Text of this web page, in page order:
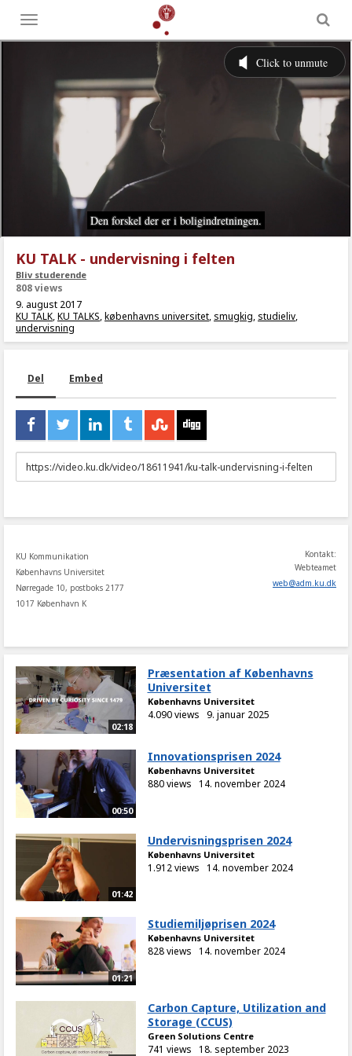
Toggle
menu
KU TALK - undervisning i felten
Bliv studerende
808 views
9. august 2017
KU TALK,KU TALKS,københavns universitet, smugkig, studieliv,
undervisning
Del Embed
URL
to
KU Kommunikation
Københavns Universitet
Nørregade 10, postboks 2177
1017 København K
Kontakt:
Webteamet
web@adm.ku.dk
02:18
Præsentation af Københavns
Universitet
Københavns Universitet
4.090 views 9. januar 2025
00:50
Innovationsprisen 2024
Københavns Universitet
880 views 14. november 2024
01:42
Undervisningsprisen 2024
Københavns Universitet
1.912 views 14. november 2024
01:21
Studiemiljøprisen 2024
Københavns Universitet
828 views 14. november 2024
Carbon Capture, Utilization and
Storage (CCUS)
Green Solutions Centre
741 views 18. september 2023